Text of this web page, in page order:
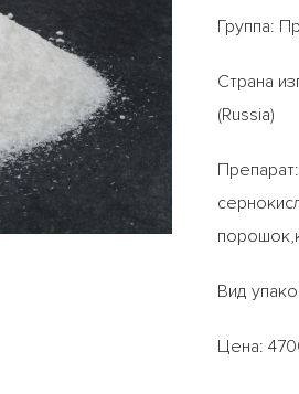
Группа:
Страна
(Russia)
Вид
Цена: